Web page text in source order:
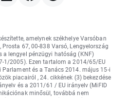
amelynek székhelye Varsóban
67, 00-838 Varsó, Lengyelország
a lengyel pénzügyi hatóság (KNF)
1/2005). Ezen tartalom a 2014/65/EU
Parlament és a Tanács 2014. május 15-i
piacairól , 24. cikkének (3) bekezdése
és a 2011/61 / EU irányelv (MiFID
minősül, továbbá nem